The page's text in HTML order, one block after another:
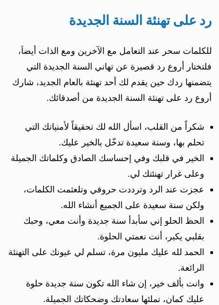
رد على تهنئة السنة الجديدة
للكلمات سحر عند التعامل مع الآخرين ومع الذات أيضاَ،
فلتختار أروع رد قصيرة عن تهاني السنة الجديدة التي
يتضمنها ردك حين يقدم لك أحد تهنئة بالعام الجديد، شارك
أروع رد على تهنئة السنة الجديدة من أصدقائك.
شكراً من القلب، اسأل الله لك تحقيقاً لأمنياتك التي
تحلم بها، وسنة سعيدة تدخّل بالخير عليك.
الخير في قلبك وفي إحساسك الصادق وكلماتك الجميلة
وعلى غرار تهنئتك لي.
عجزت عند الرد وترددت حروفي وتلعثمت الكلمات،
ولكن سنة سعيدة على الجميع أنشاء الله.
الحظ الحلو إني سأبدأ سنة جديدة وأنت معي، وحبك
بقلبي يكبر، أنت نعمتي الحلوة.
الحمد لله عليك مليون مرة، تسلم لي عيونك على التهنئة
الرائعة.
وانت بألف خير، إن شاء الله تكون سنة جديدة حلوة
عليك كمان، تملئها سعادتك وضحكاتك الجميلة.